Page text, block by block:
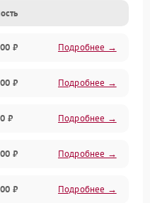
и аккумулятором
и другие
₽ Подробнее →
₽ Подробнее →
₽ Подробнее →
₽ Подробнее →
₽ Подробнее →